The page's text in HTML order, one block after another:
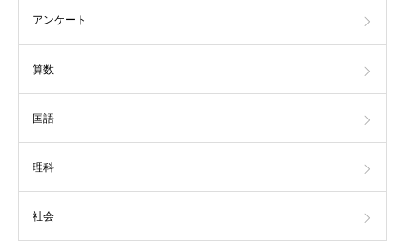
アンケート
算数
国語
理科
社会